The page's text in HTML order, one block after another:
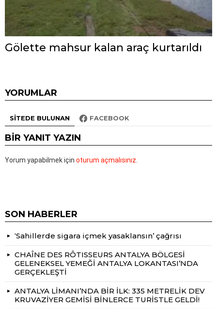
Gölette mahsur kalan araç kurtarıldı
YORUMLAR
SITEDE BULUNAN FACEBOOK
BIR YANIT YAZIN
Yorum yapabilmek için oturum açmalısınız
SON HABERLER
‘Sahillerde sigara içmek yasaklansın’ çağrısı
CHAÎNE DES RÔTISSEURS ANTALYA BÖLGESİ
GELENEKSEL YEMEĞİ ANTALYA LOKANTASI’NDA
GERÇEKLEŞTİ
ANTALYA LİMANI’NDA BİR İLK: 335 METRELİK DEV
KRUVAZİYER GEMİSİ BİNLERCE TURİSTLE GELDİ!